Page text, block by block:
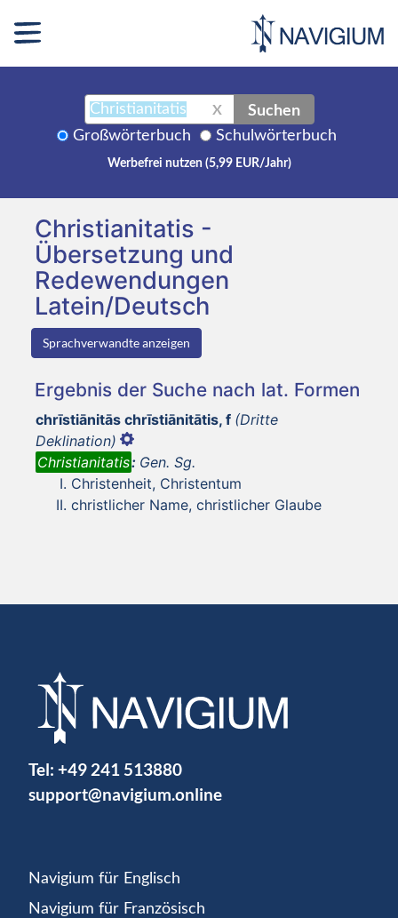
X Suchen
Großwörterbuch Schulwörterbuch
Werbefrei nutzen (5,99 EUR/Jahr)
Christianitatis -
Übersetzung und
Redewendungen
Latein/Deutsch
Sprachverwandte anzeigen
Ergebnis der Suche nach lat. Formen
chrīstiānitās chrīstiānitātis, f (Dritte
Deklination)
Christianitatis: Gen. Sg.
Christenheit, Christentum
christlicher Name, christlicher Glaube
Tel: +49 241 513880
support@navigium.online
Navigium für Englisch
Navigium für Französisch